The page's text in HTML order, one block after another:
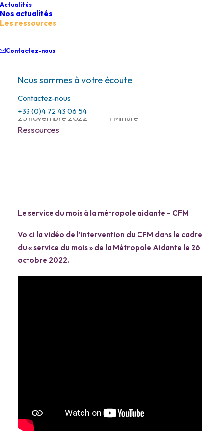
Actualités
Nos actualités
Les ressources
Contactez-nous
Nous sommes à votre écoute
Contactez-nous
+33 (0)4 72 43 06 54
la Métropole Aidante
25 novembre 2022 • 1 Minute
•
Ressources
Le service du mois à la métropole aidante – CFM
Voici la vidéo de l’intervention du CFM dans le cadre
du « service du mois » de la Métropole Aidante le 26
octobre 2022.